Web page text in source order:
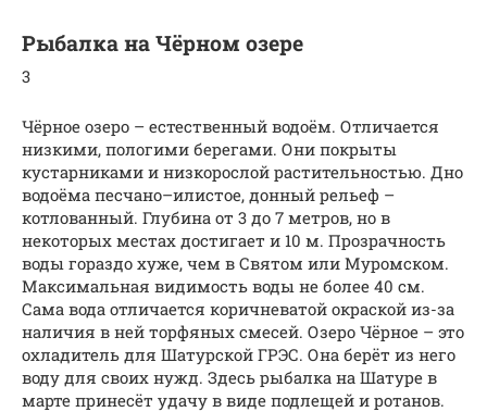
Рыбалка на Чёрном озере
3
Чёрное озеро – естественный водоём. Отличается
низкими, пологими берегами. Они покрыты
кустарниками и низкорослой растительностью. Дно
водоёма песчано–илистое, донный рельеф –
котлованный. Глубина от 3 до 7 метров, но в
некоторых местах достигает и 10 м. Прозрачность
воды гораздо хуже, чем в Святом или Муромском.
Максимальная видимость воды не более 40 см.
Сама вода отличается коричневатой окраской из-за
наличия в ней торфяных смесей. Озеро Чёрное – это
охладитель для Шатурской ГРЭС. Она берёт из него
воду для своих нужд. Здесь рыбалка на Шатуре в
марте принесёт удачу в виде подлещей и ротанов.